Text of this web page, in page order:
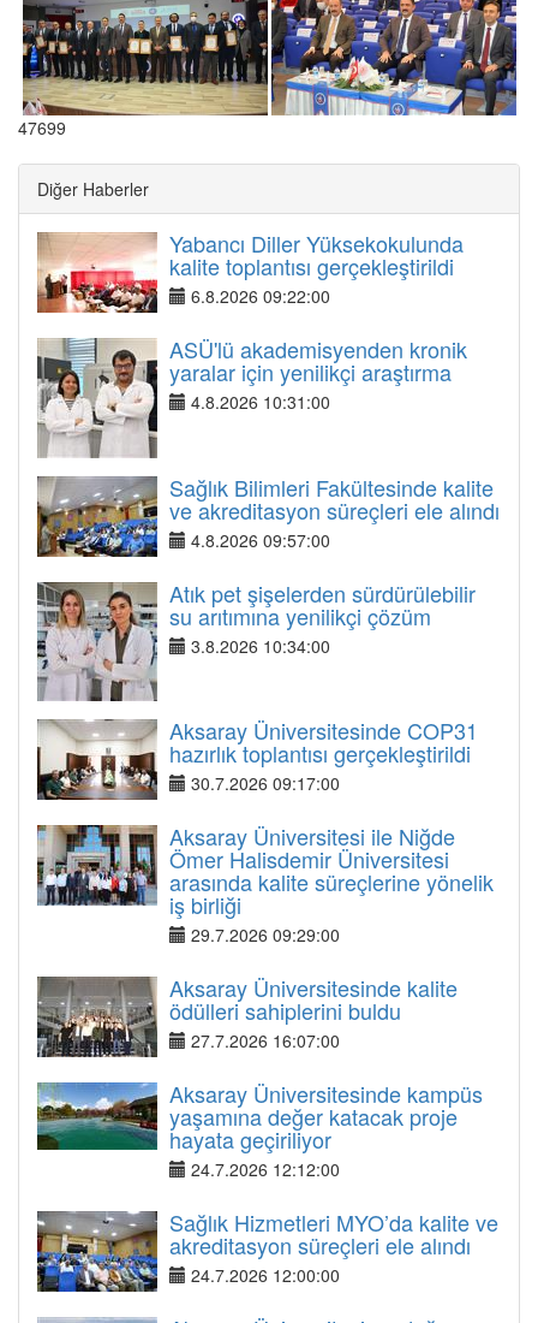
47699
Diğer Haberler
Yabancı Diller Yüksekokulunda
kalite toplantısı gerçekleştirildi
6.8.2026 09:22:00
ASÜ'lü akademisyenden kronik
yaralar için yenilikçi araştırma
4.8.2026 10:31:00
Sağlık Bilimleri Fakültesinde kalite
ve akreditasyon süreçleri ele alındı
4.8.2026 09:57:00
Atık pet şişelerden sürdürülebilir
su arıtımına yenilikçi çözüm
3.8.2026 10:34:00
Aksaray Üniversitesinde COP31
hazırlık toplantısı gerçekleştirildi
30.7.2026 09:17:00
Aksaray Üniversitesi ile Niğde
Ömer Halisdemir Üniversitesi
arasında kalite süreçlerine yönelik
iş birliği
29.7.2026 09:29:00
Aksaray Üniversitesinde kalite
ödülleri sahiplerini buldu
27.7.2026 16:07:00
Aksaray Üniversitesinde kampüs
yaşamına değer katacak proje
hayata geçiriliyor
24.7.2026 12:12:00
Sağlık Hizmetleri MYO’da kalite ve
akreditasyon süreçleri ele alındı
24.7.2026 12:00:00